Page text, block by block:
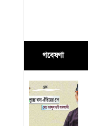
গবেষণা